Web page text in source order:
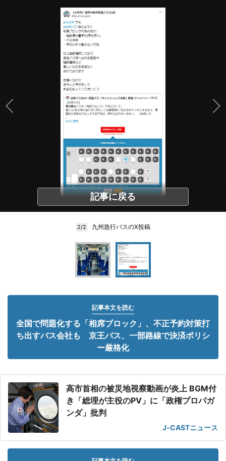
記事に戻る
2/2 九州急行バスのX投稿
記事本文を読む
全国で問題化する「相席ブロック」、不正予約対策打
ち出すバス会社も 京王バス、一部路線で決済ポリシ
ー厳格化
高市首相の被災地視察動画が炎上 BGM付
き「総理が主役のPV」に「政権プロパガ
ンダ」批判
J-CASTニュース